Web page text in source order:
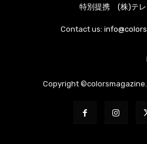
特別提携 (株)テレ
Contact us:
Copyright ©colorsmagazine.